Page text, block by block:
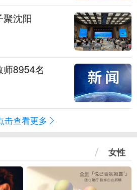
沈阳
8954名
击查看更多
女性